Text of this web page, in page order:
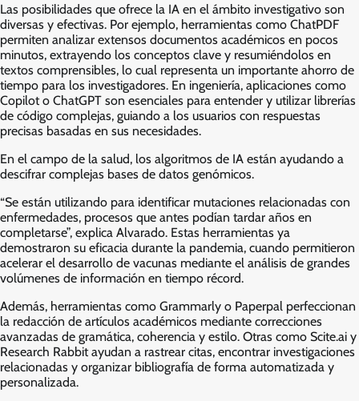
Las posibilidades que ofrece la IA en el ámbito investigativo son
diversas y efectivas. Por ejemplo, herramientas como ChatPDF
permiten analizar extensos documentos académicos en pocos
minutos, extrayendo los conceptos clave y resumiéndolos en
textos comprensibles, lo cual representa un importante ahorro de
tiempo para los investigadores. En ingeniería, aplicaciones como
Copilot o ChatGPT son esenciales para entender y utilizar librerías
de código complejas, guiando a los usuarios con respuestas
precisas basadas en sus necesidades.
En el campo de la salud, los algoritmos de IA están ayudando a
descifrar complejas bases de datos genómicos.
“Se están utilizando para identificar mutaciones relacionadas con
enfermedades, procesos que antes podían tardar años en
completarse”, explica Alvarado. Estas herramientas ya
demostraron su eficacia durante la pandemia, cuando permitieron
acelerar el desarrollo de vacunas mediante el análisis de grandes
volúmenes de información en tiempo récord.
Además, herramientas como Grammarly o Paperpal perfeccionan
la redacción de artículos académicos mediante correcciones
avanzadas de gramática, coherencia y estilo. Otras como Scite.ai y
Research Rabbit ayudan a rastrear citas, encontrar investigaciones
relacionadas y organizar bibliografía de forma automatizada y
personalizada.